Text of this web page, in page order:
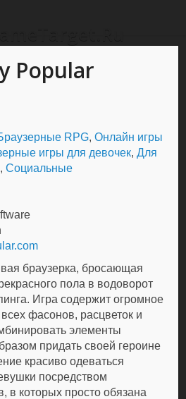
Popular
RPG,Онлайн игры
игры для девочек,Для
,Социальные
браузерка, бросающая
пола в водоворот
Игра содержит огромное
фасонов, расцветок и
элементы
придать своей героине
красиво одеваться
посредством
в которых просто обязана